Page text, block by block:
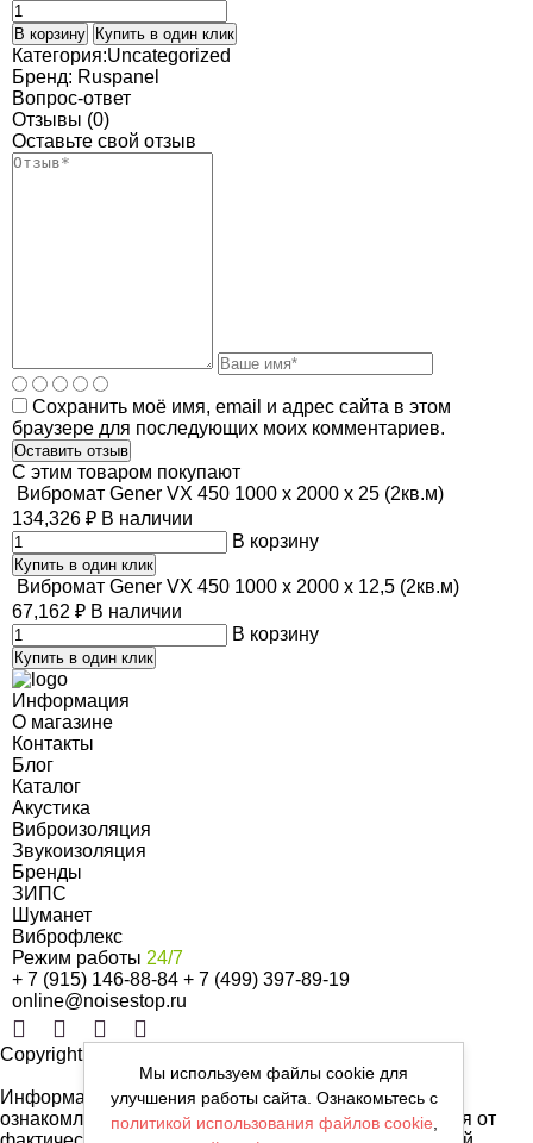
В корзину Купить в один клик
Категория:Uncategorized
Бренд: Ruspanel
Вопрос-ответ
Отзывы (0)
Оставьте свой отзыв
Сохранить моё имя, email и адрес сайта в этом
браузере для последующих моих комментариев.
C этим товаром покупают
Вибромат Gener VX 450 1000 х 2000 х 25 (2кв.м)
134,326 ₽ В наличии
В корзину
Купить в один клик
Вибромат Gener VX 450 1000 х 2000 х 12,5 (2кв.м)
67,162 ₽ В наличии
В корзину
Купить в один клик
Информация
О магазине
Контакты
Блог
Каталог
Акустика
Виброизоляция
Звукоизоляция
Бренды
ЗИПС
Шуманет
Виброфлекс
Режим работы 24/7
+ 7 (915) 146-88-84 + 7 (499) 397-89-19
online@noisestop.ru
Copyright © noisestop.ru 2026.
Информация о товарах на сайте приведена в целях
ознакомленияя. Фотографии, цвета могут отличаться от
Мы используем файлы cookie для
улучшения работы сайта. Ознакомьтесь с
политикой использования файлов cookie